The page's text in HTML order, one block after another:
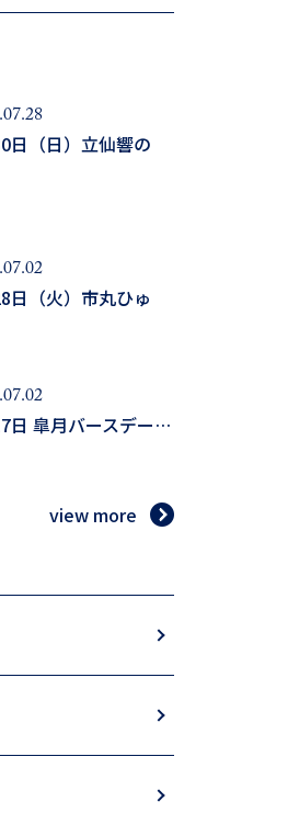
日（日）立仙響の
日（火）市丸ひゅ
日 皐月バースデー…
view more